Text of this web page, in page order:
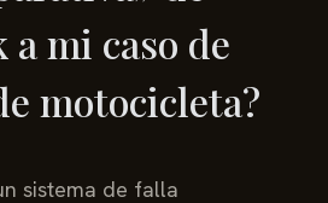
a mi caso de
motocicleta?
sistema de falla